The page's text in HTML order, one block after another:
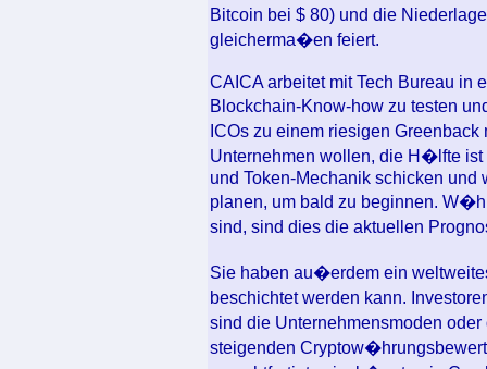
Bitcoin bei $ 80) und die
gleicherma�en feiert.
CAICA arbeitet mit Tech Bureau in
Blockchain-Know-how zu testen
ICOs zu einem riesigen
Unternehmen wollen, die H�lfte
und Token-Mechanik schicken
planen, um bald zu beginnen.
sind, sind dies die aktuellen
Sie haben au�erdem ein
beschichtet werden kann.
sind die Unternehmensmoden
steigenden